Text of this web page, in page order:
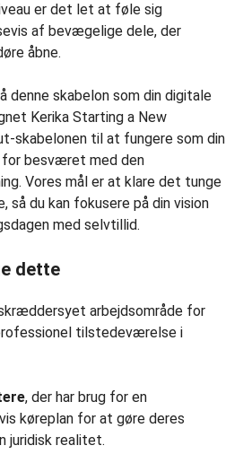
er det let at føle sig
af bevægelige dele, der
åbne.
denne skabelon som din digitale
Kerika Starting a New
skabelonen til at fungere som din
for besværet med den
Vores mål er at klare det tunge
så du kan fokusere på din vision
med selvtillid.
dette
arbejdsområde for
tilstedeværelse i
, der har brug for en
køreplan for at gøre deres
juridisk realitet.